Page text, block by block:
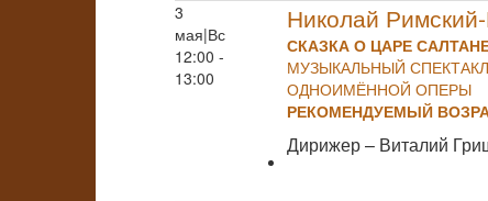
3
мая|Вс
12:00 -
13:00
Николай
СКАЗКА О ЦАРЕ
МУЗЫКАЛЬНЫЙ
ОДНОИМЁННОЙ ОПЕРЫ
РЕКОМЕНДУЕМЫЙ
Дирижер – Виталий